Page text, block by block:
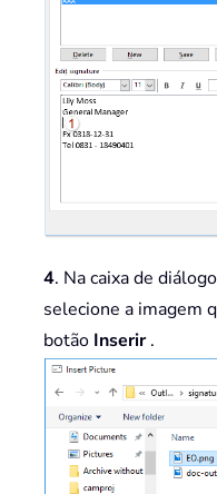
4. Na caixa de
selecione a imagem
botão Inserir.